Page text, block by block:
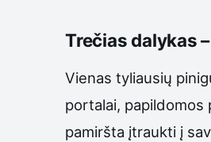
Trečias dalykas
Vienas tyliausių
portalai, papildomos
pamiršta įtraukti į